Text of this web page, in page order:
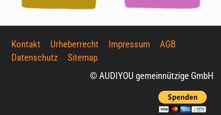
Kontakt Urheberrecht Impressum
AGB
Datenschutz
Sitemap
© AUDIYOU gemeinnützige GmbH